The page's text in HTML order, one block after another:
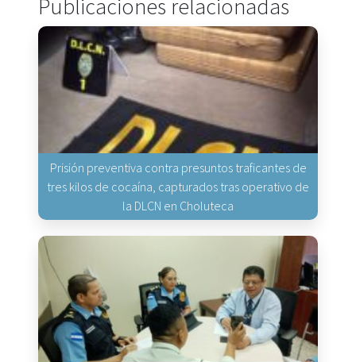
Publicaciones relacionadas
Prisión preventiva contra presuntos traficantes de
tres kilos de cocaína, capturados tras operativo de
la DLCN en Choluteca